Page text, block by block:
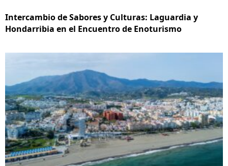
Intercambio de Sabores y Culturas: Laguardia y
Hondarribia en el Encuentro de Enoturismo